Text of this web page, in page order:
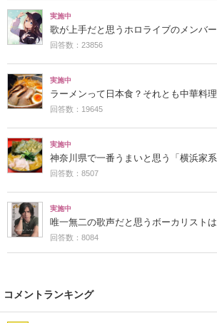
実施中
歌が上手だと思うホロライブのメンバー
回答数：23856
実施中
ラーメンって日本食？それとも中華料理
回答数：19645
実施中
神奈川県で一番うまいと思う「横浜家
回答数：8507
実施中
唯一無二の歌声だと思うボーカリストは
回答数：8084
コメントランキング